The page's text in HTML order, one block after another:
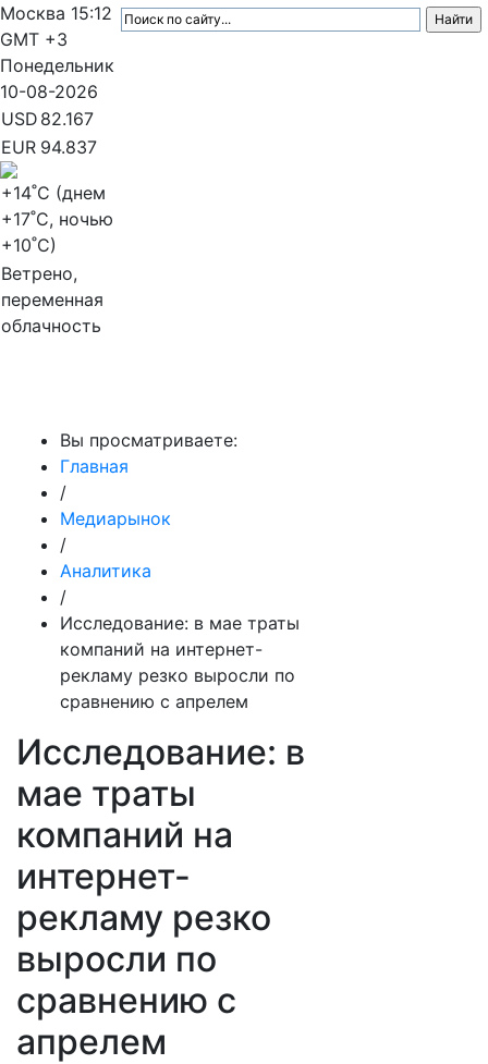
Москва 15:12
GMT +3
Понедельник
10-08-2026
USD 82.167
EUR 94.837
+14˚C (днем
+17˚C, ночью
+10˚C)
Ветрено,
переменная
облачность
Вы просматриваете:
Главная
/
Медиарынок
/
Аналитика
/
Исследование: в мае траты
компаний на интернет-
рекламу резко выросли по
сравнению с апрелем
Исследование: в
мае траты
компаний на
интернет-
рекламу резко
выросли по
сравнению с
апрелем